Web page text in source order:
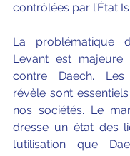
contrôlées par l’État
La problématique
Levant est
contre Daech. Les
révèle sont
nos sociétés. Le
dresse un état des
l’utilisation que